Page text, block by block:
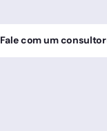
Fale com um consultor